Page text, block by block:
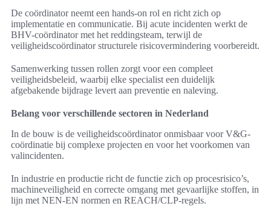
De coördinator neemt een hands-on rol en richt zich op
implementatie en communicatie. Bij acute incidenten werkt de
BHV-coördinator met het reddingsteam, terwijl de
veiligheidscoördinator structurele risicovermindering voorbereidt.
Samenwerking tussen rollen zorgt voor een compleet
veiligheidsbeleid, waarbij elke specialist een duidelijk
afgebakende bijdrage levert aan preventie en naleving.
Belang voor verschillende sectoren in Nederland
In de bouw is de veiligheidscoördinator onmisbaar voor V&G-
coördinatie bij complexe projecten en voor het voorkomen van
valincidenten.
In industrie en productie richt de functie zich op procesrisico’s,
machineveiligheid en correcte omgang met gevaarlijke stoffen, in
lijn met NEN-EN normen en REACH/CLP-regels.